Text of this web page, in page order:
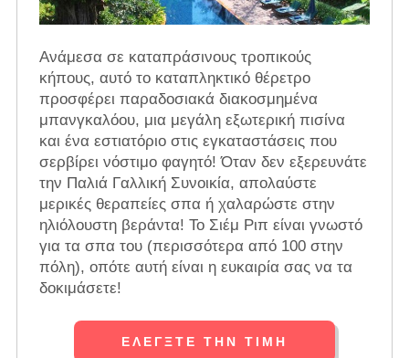
Ανάμεσα σε καταπράσινους τροπικούς
κήπους, αυτό το καταπληκτικό θέρετρο
προσφέρει παραδοσιακά διακοσμημένα
μπανγκαλόου, μια μεγάλη εξωτερική πισίνα
και ένα εστιατόριο στις εγκαταστάσεις που
σερβίρει νόστιμο φαγητό! Όταν δεν εξερευνάτε
την Παλιά Γαλλική Συνοικία, απολαύστε
μερικές θεραπείες σπα ή χαλαρώστε στην
ηλιόλουστη βεράντα! Το Σιέμ Ριπ είναι γνωστό
για τα σπα του (περισσότερα από 100 στην
πόλη), οπότε αυτή είναι η ευκαιρία σας να τα
δοκιμάσετε!
ΕΛΈΓΞΤΕ ΤΗΝ ΤΙΜΉ